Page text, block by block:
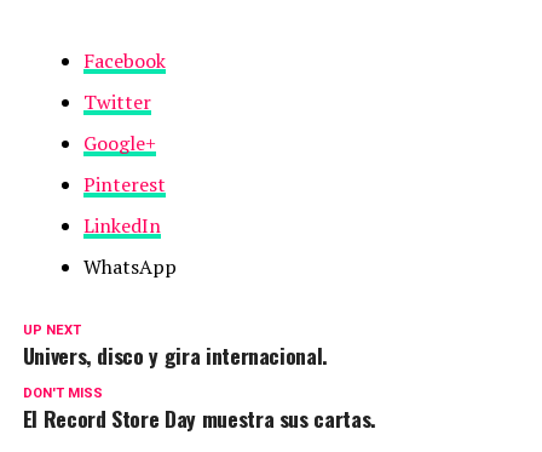
Facebook
Twitter
Google+
Pinterest
LinkedIn
WhatsApp
UP NEXT
Univers, disco y gira internacional.
DON'T MISS
El Record Store Day muestra sus cartas.